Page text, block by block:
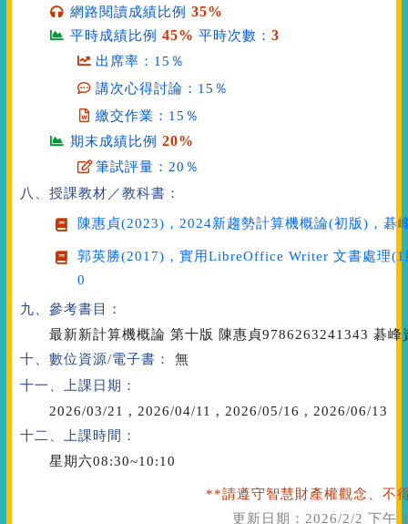
網路閱讀成績比例35%
平時成績比例45% 平時次數：3
出席率：15％
講次心得討論：15％
繳交作業：15％
期末成績比例20%
筆試評量：20％
八、授課教材／教科書：
陳惠貞(2023)， 2024新趨勢計算機概論(初版)，碁
郭英勝(2017)， 實用LibreOffice Writer 文書處理(1
0
九、參考書目：
最新新計算機概論 第十版 陳惠貞9786263241343 碁峰
十、數位資源/電子書：
無
十一、上課日期：
2026/03/21 , 2026/04/11 , 2026/05/16 , 2026/06/13
十二、上課時間：
星期六08:30~10:10
**請遵守智慧財產權觀念、不
更新日期： 2026/2/2 下午